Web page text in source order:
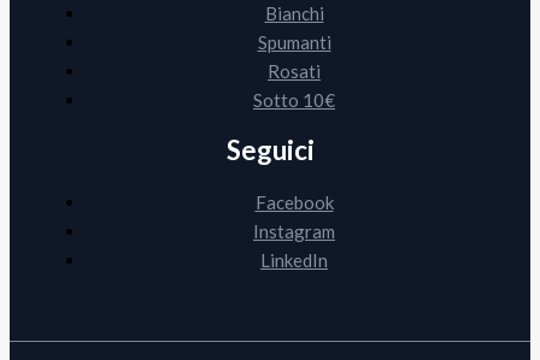
Bianchi
Spumanti
Rosati
Sotto 10€
Seguici
Facebook
Instagram
LinkedIn